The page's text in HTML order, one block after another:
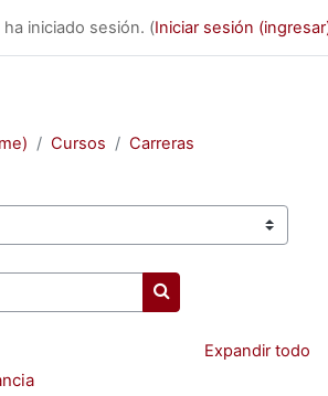
iniciado sesión. (Iniciar sesión
Cursos Carreras
Buscar cursos
Expandir todo